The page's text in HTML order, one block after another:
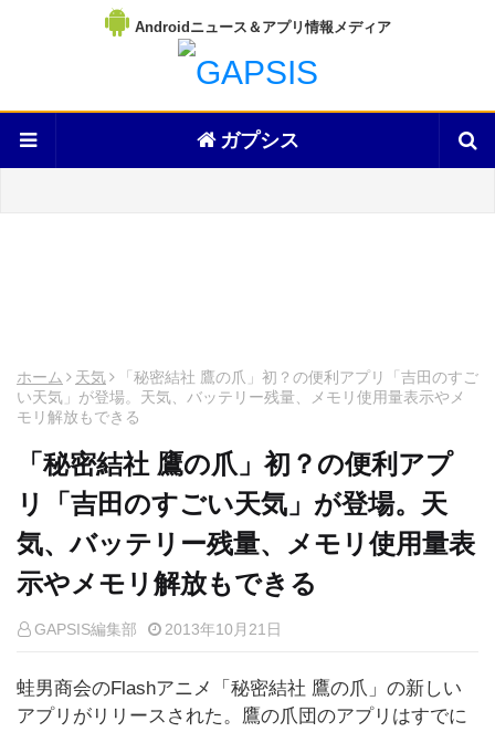
Androidニュース＆アプリ情報メディア
ガプシス
ホーム 天気
「秘密結社 鷹の爪」初？の便利アプリ「吉田のすご
い天気」が登場。天気、バッテリー残量、メモリ使用量表示やメ
モリ解放もできる
「秘密結社 鷹の爪」初？の便利アプ
リ「吉田のすごい天気」が登場。天
気、バッテリー残量、メモリ使用量表
示やメモリ解放もできる
GAPSIS編集部 2013年10月21日
蛙男商会のFlashアニメ「秘密結社 鷹の爪」の新しい
アプリがリリースされた。鷹の爪団のアプリはすでに